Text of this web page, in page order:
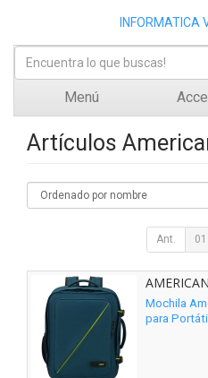
INFORMATICA
Menú
Artículos
Ant. 01
0528
Mochila
para